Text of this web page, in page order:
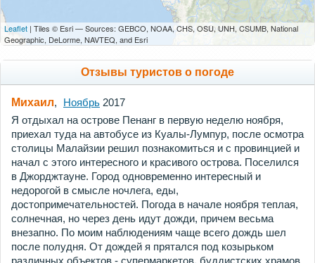
Leaflet | Tiles © Esri — Sources: GEBCO, NOAA, CHS, OSU, UNH, CSUMB, National
Geographic, DeLorme, NAVTEQ, and Esri
Отзывы туристов о погоде
Михаил, Ноябрь 2017
Я отдыхал на острове Пенанг в первую неделю ноября,
приехал туда на автобусе из Куалы-Лумпур, после осмотра
столицы Малайзии решил познакомиться и с провинцией и
начал с этого интересного и красивого острова. Поселился
в Джорджтауне. Город одновременно интересный и
недорогой в смысле ночлега, еды,
достопримечательностей. Погода в начале ноября теплая,
солнечная, но через день идут дожди, причем весьма
внезапно. По моим наблюдениям чаще всего дождь шел
после полудня. От дождей я прятался под козырьком
различных объектов - супермаркетов, буддистских храмов